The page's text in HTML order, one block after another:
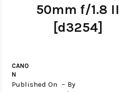
50mm f/1.8 II
[d3254]
CANO
N
Published On By